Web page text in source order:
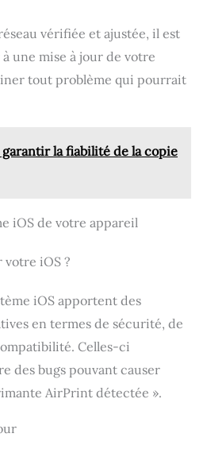
vérifiée et ajustée, il est
une mise à jour de votre
tout problème qui pourrait
la fiabilité de la copie
iOS de votre appareil
iOS ?
iOS apportent des
en termes de sécurité, de
Celles-ci
des bugs pouvant causer
AirPrint détectée ».